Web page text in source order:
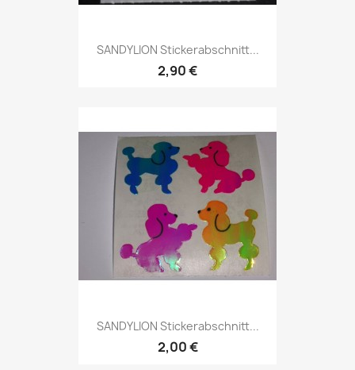
SANDYLION Stickerabschnitt...
2,90 €
SANDYLION Stickerabschnitt...
2,00 €